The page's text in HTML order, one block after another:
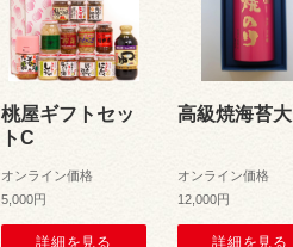
桃屋ギフトセッ
トC
オンライン価格
5,000円
詳細を見る
高級焼海苔大
オンライン価格
12,000円
詳細を見る